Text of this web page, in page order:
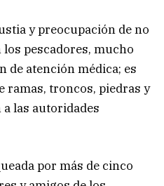
y preocupación de no
pescadores, mucho
de atención médica; es
ramas, troncos, piedras y
las autoridades
por más de cinco